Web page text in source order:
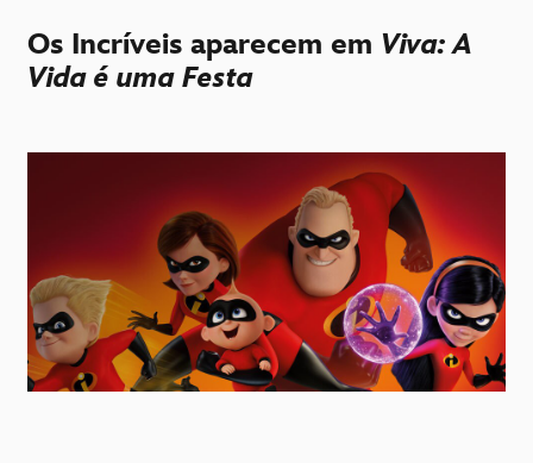
Os Incríveis aparecem em Viva: A
Vida é uma Festa